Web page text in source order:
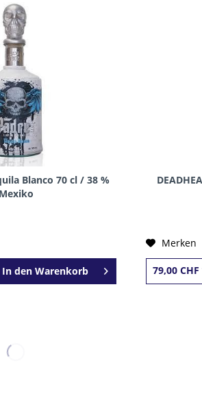
Blanco 70 cl / 38 %
Mexiko
In den Warenkorb
Merken
79,00